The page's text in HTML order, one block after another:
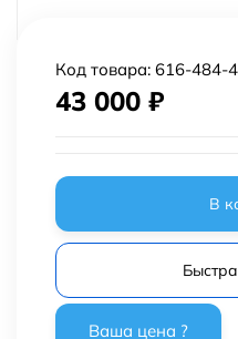
Код товара: 616-484-
43 000 ₽
В